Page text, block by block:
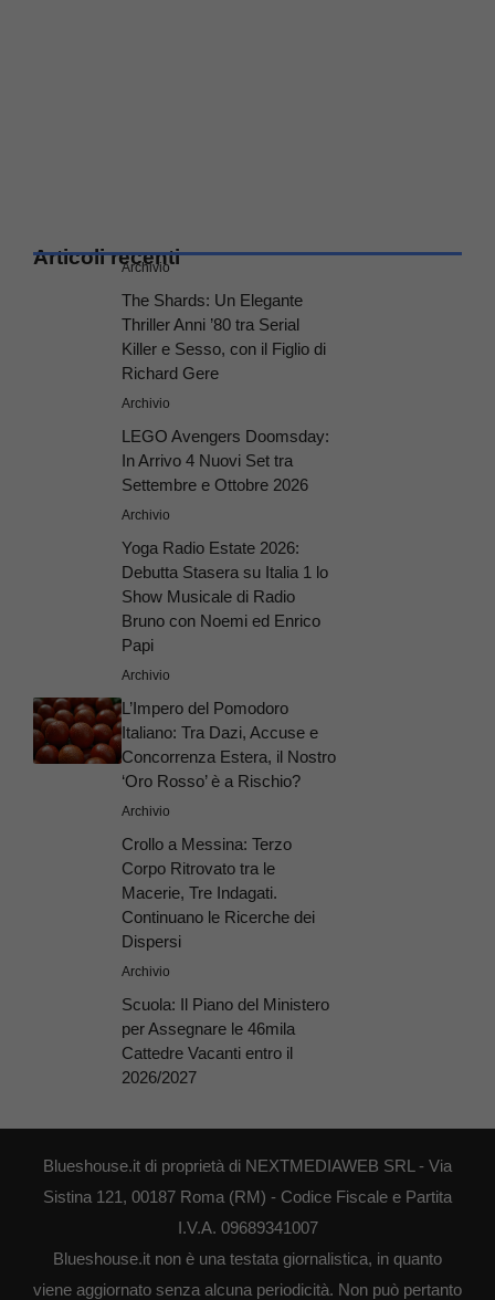
Articoli recenti
Archivio
The Shards: Un Elegante
Thriller Anni ’80 tra Serial
Killer e Sesso, con il Figlio di
Richard Gere
Archivio
LEGO Avengers Doomsday:
In Arrivo 4 Nuovi Set tra
Settembre e Ottobre 2026
Archivio
Yoga Radio Estate 2026:
Debutta Stasera su Italia 1 lo
Show Musicale di Radio
Bruno con Noemi ed Enrico
Papi
Archivio
L’Impero del Pomodoro
Italiano: Tra Dazi, Accuse e
Concorrenza Estera, il Nostro
‘Oro Rosso’ è a Rischio?
Archivio
Crollo a Messina: Terzo
Corpo Ritrovato tra le
Macerie, Tre Indagati.
Continuano le Ricerche dei
Dispersi
Archivio
Scuola: Il Piano del Ministero
per Assegnare le 46mila
Cattedre Vacanti entro il
2026/2027
Blueshouse.it di proprietà di NEXTMEDIAWEB SRL - Via
Sistina 121, 00187 Roma (RM) - Codice Fiscale e Partita
I.V.A. 09689341007
Blueshouse.it non è una testata giornalistica, in quanto
viene aggiornato senza alcuna periodicità. Non può pertanto